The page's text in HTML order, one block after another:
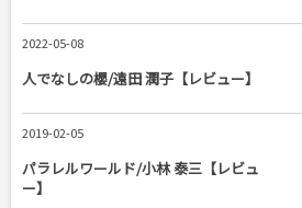
2022-05-08
人でなしの櫻/遠田 潤子【レビュー】
2019-02-05
パラレルワールド/小林 泰三【レビュ
ー】